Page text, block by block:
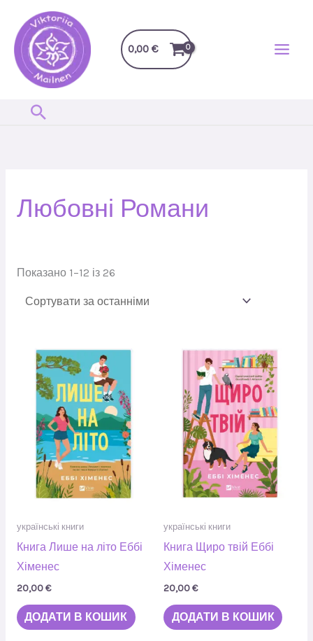
Перейти
вмісту
0,00€
Пошук
Любовні Романи
Показано 1–12 із 26
українські книги
Книга Лише на літо Еббі
Хіменес
20,00€
ДОДАТИ В КОШИК
українські книги
Книга Щиро твій Еббі
Хіменес
20,00€
ДОДАТИ В КОШИК